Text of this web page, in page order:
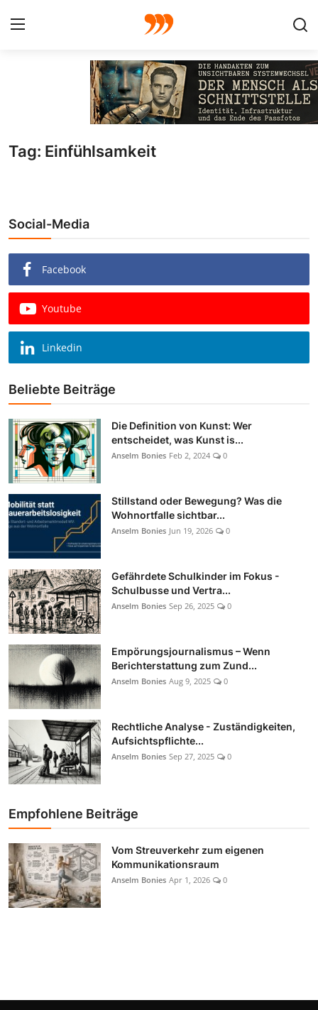
Galerie
Redaktion
Beiträge
Vorproduktion
Tag: Einfühlsamkeit
Social-Media
Facebook
Youtube
Linkedin
Beliebte Beiträge
Die Definition von Kunst: Wer
entscheidet, was Kunst is...
Anselm Bonies Feb 2, 2024 0
Stillstand oder Bewegung? Was die
Wohnortfalle sichtbar...
Anselm Bonies Jun 19, 2026 0
Gefährdete Schulkinder im Fokus -
Schulbusse und Vertra...
Anselm Bonies Sep 26, 2025 0
Empörungsjournalismus – Wenn
Berichterstattung zum Zund...
Anselm Bonies Aug 9, 2025 0
Rechtliche Analyse - Zuständigkeiten,
Aufsichtspflichte...
Anselm Bonies Sep 27, 2025 0
Empfohlene Beiträge
Vom Streuverkehr zum eigenen
Kommunikationsraum
Anselm Bonies Apr 1, 2026 0